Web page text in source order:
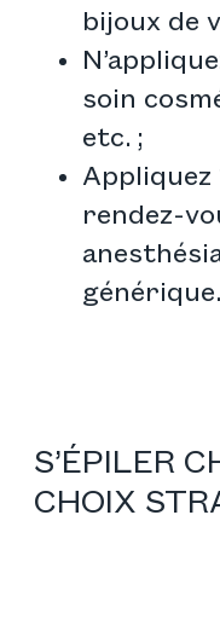
bijoux de
soin
etc. ;
Appliquez
rendez-
générique.
S’ÉPILER
CHOIX